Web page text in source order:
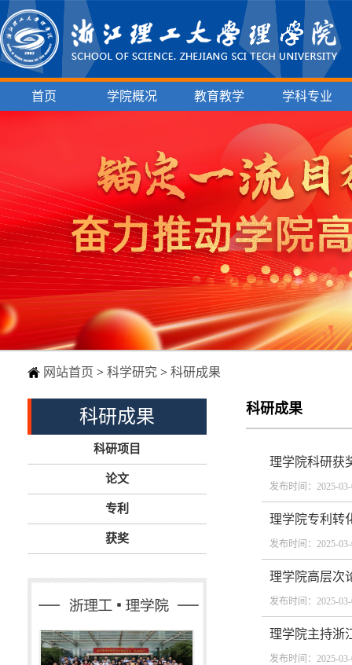
首页 学院概况 教育教学 学科专业
网站首页 > 科学研究 > 科研成果
科研成果
科研项目
论文
专利
获奖
科研成果
理学院科研获
发布时间：2025-
理学院专利转
发布时间：2025-
理学院高层次
发布时间：2025-
理学院主持浙
发布时间：2025-